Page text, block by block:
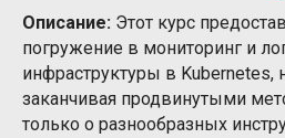
Описание: Этот курс
погружение в мониторинг и
инфраструктуры в Kubernetes,
заканчивая продвинутыми
только о разнообразных